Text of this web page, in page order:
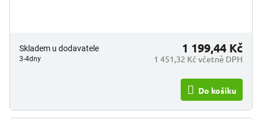
Skladem u dodavatele
3-4dny 1 451,32 Kč včetně DPH
1 199,44 Kč
Do košíku